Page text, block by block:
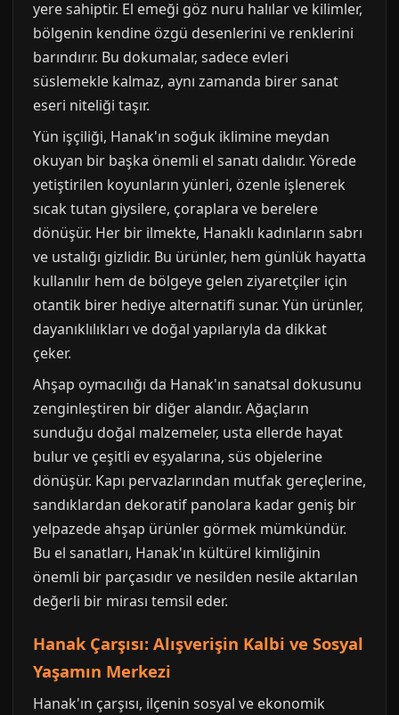
yere sahiptir. El emeği göz nuru halılar ve kilimler,
bölgenin kendine özgü desenlerini ve renklerini
barındırır. Bu dokumalar, sadece evleri
süslemekle kalmaz, aynı zamanda birer sanat
eseri niteliği taşır.
Yün işçiliği, Hanak'ın soğuk iklimine meydan
okuyan bir başka önemli el sanatı dalıdır. Yörede
yetiştirilen koyunların yünleri, özenle işlenerek
sıcak tutan giysilere, çoraplara ve berelere
dönüşür. Her bir ilmekte, Hanaklı kadınların sabrı
ve ustalığı gizlidir. Bu ürünler, hem günlük hayatta
kullanılır hem de bölgeye gelen ziyaretçiler için
otantik birer hediye alternatifi sunar. Yün ürünler,
dayanıklılıkları ve doğal yapılarıyla da dikkat
çeker.
Ahşap oymacılığı da Hanak'ın sanatsal dokusunu
zenginleştiren bir diğer alandır. Ağaçların
sunduğu doğal malzemeler, usta ellerde hayat
bulur ve çeşitli ev eşyalarına, süs objelerine
dönüşür. Kapı pervazlarından mutfak gereçlerine,
sandıklardan dekoratif panolara kadar geniş bir
yelpazede ahşap ürünler görmek mümkündür.
Bu el sanatları, Hanak'ın kültürel kimliğinin
önemli bir parçasıdır ve nesilden nesile aktarılan
değerli bir mirası temsil eder.
Hanak Çarşısı: Alışverişin Kalbi ve Sosyal
Yaşamın Merkezi
Hanak'ın çarşısı, ilçenin sosyal ve ekonomik